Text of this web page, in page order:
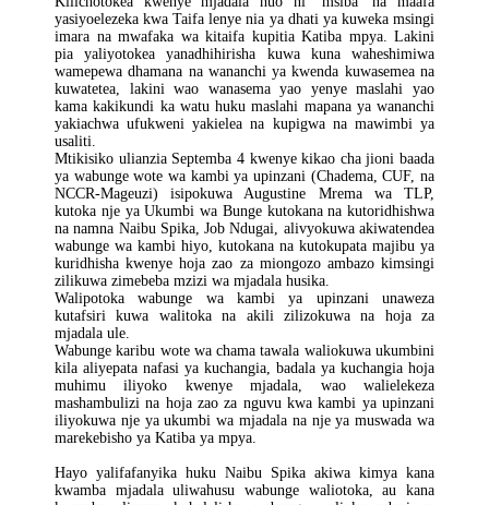
yasiyoelezeka kwa Taifa lenye nia ya dhati ya kuweka msingi
imara na mwafaka wa kitaifa kupitia Katiba mpya. Lakini
pia yaliyotokea yanadhihirisha kuwa kuna waheshimiwa
wamepewa dhamana na wananchi ya kwenda kuwasemea na
kuwatetea, lakini wao wanasema yao yenye maslahi yao
kama kakikundi ka watu huku maslahi mapana ya wananchi
yakiachwa ufukweni yakielea na kupigwa na mawimbi ya
usaliti.
Mtikisiko ulianzia Septemba 4 kwenye kikao cha jioni baada
ya wabunge wote wa kambi ya upinzani (Chadema, CUF, na
NCCR-Mageuzi) isipokuwa Augustine Mrema wa TLP,
kutoka nje ya Ukumbi wa Bunge kutokana na kutoridhishwa
na namna Naibu Spika, Job Ndugai, alivyokuwa akiwatendea
wabunge wa kambi hiyo, kutokana na kutokupata majibu ya
kuridhisha kwenye hoja zao za miongozo ambazo kimsingi
zilikuwa zimebeba mzizi wa mjadala husika.
Walipotoka wabunge wa kambi ya upinzani unaweza
kutafsiri kuwa walitoka na akili zilizokuwa na hoja za
mjadala ule.
Wabunge karibu wote wa chama tawala waliokuwa ukumbini
kila aliyepata nafasi ya kuchangia, badala ya kuchangia hoja
muhimu iliyoko kwenye mjadala, wao walielekeza
mashambulizi na hoja zao za nguvu kwa kambi ya upinzani
iliyokuwa nje ya ukumbi wa mjadala na nje ya muswada wa
marekebisho ya Katiba ya mpya.
Hayo yalifafanyika huku Naibu Spika akiwa kimya kana
kwamba mjadala uliwahusu wabunge waliotoka, au kana